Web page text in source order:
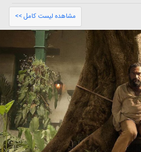
مشاهده لیست کامل >>